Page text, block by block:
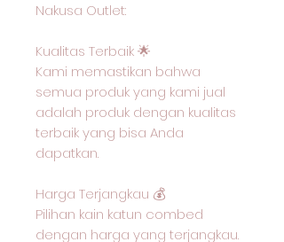
Nakusa Outlet:
Kualitas Terbaik 🌟
Kami memastikan bahwa
semua produk yang kami jual
adalah produk dengan kualitas
terbaik yang bisa Anda
dapatkan.
Harga Terjangkau 💰
Pilihan kain katun combed
dengan harga yang terjangkau.